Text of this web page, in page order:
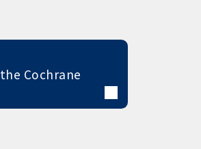
Cochrane